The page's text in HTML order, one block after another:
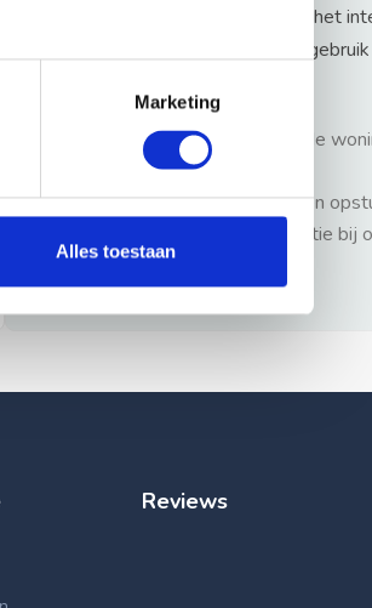
Marketing
Alles toestaan
Huurflits hecht veel waarde aan het
handelen van verhuurders maar
1: Nooit vooraf betalen zonder de
hebben gezien.
2: Geen persoonlijke documenten
3: Meld bij misbruik de advertentie bij
klantenservice.
Reviews